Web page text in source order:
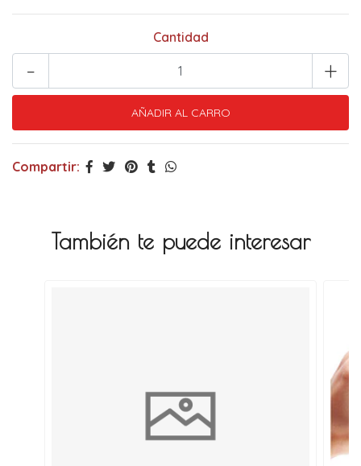
Cantidad
+
-
Compartir:
También te puede interesar